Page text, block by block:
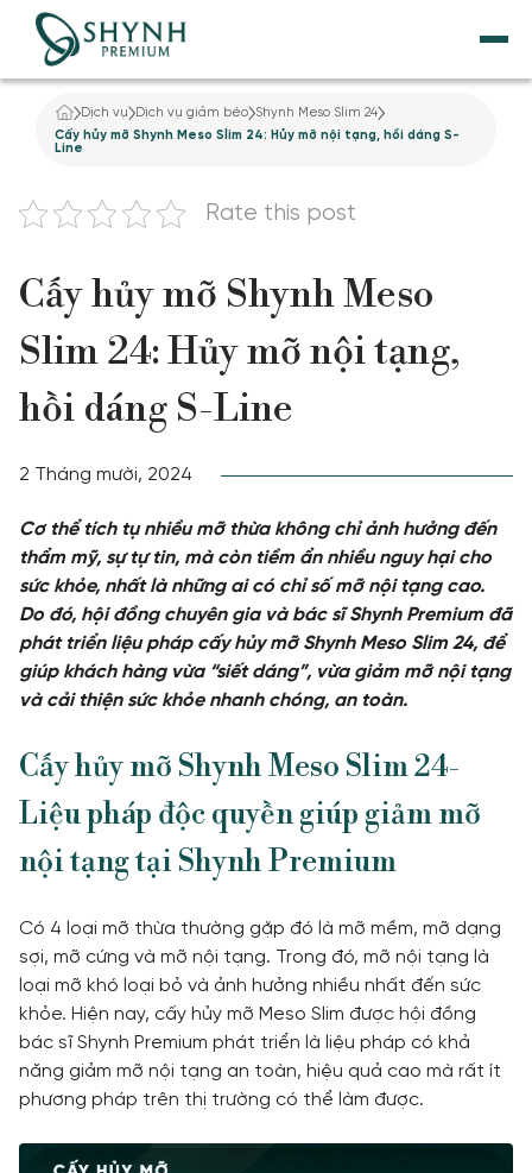
Khách hàng thực tế
TRANG CHỦ
THẨM MỸ NỘI KHOA
TIN TỨC
Dịch vụ Dịch vụ giảm béo Shynh Meso Slim 24
Cấy hủy mỡ Shynh Meso Slim 24: Hủy mỡ nội tạng, hồi dáng S-
Line
Rate this post
Cấy hủy mỡ Shynh Meso
Slim 24: Hủy mỡ nội tạng,
hồi dáng S-Line
2 Tháng mười, 2024
Cơ thể tích tụ nhiều mỡ thừa không chỉ ảnh hưởng đến
thẩm mỹ, sự tự tin, mà còn tiềm ẩn nhiều nguy hại cho
sức khỏe, nhất là những ai có chỉ số mỡ nội tạng cao.
Do đó, hội đồng chuyên gia và bác sĩ Shynh Premium đã
phát triển liệu pháp cấy hủy mỡ Shynh Meso Slim 24, để
giúp khách hàng vừa “siết dáng”, vừa giảm mỡ nội tạng
và cải thiện sức khỏe nhanh chóng, an toàn.
Cấy hủy mỡ Shynh Meso Slim 24-
Liệu pháp độc quyền giúp giảm mỡ
nội tạng tại Shynh Premium
Có 4 loại mỡ thừa thường gặp đó là mỡ mềm, mỡ dạng
sợi, mỡ cứng và mỡ nội tạng. Trong đó, mỡ nội tạng là
loại mỡ khó loại bỏ và ảnh hưởng nhiều nhất đến sức
khỏe. Hiện nay, cấy hủy mỡ Meso Slim được hội đồng
bác sĩ Shynh Premium phát triển là liệu pháp có khả
năng giảm mỡ nội tạng an toàn, hiệu quả cao mà rất ít
phương pháp trên thị trường có thể làm được.